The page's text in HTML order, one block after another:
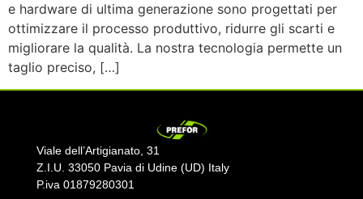
e hardware di ultima generazione sono progettati per
ottimizzare il processo produttivo, ridurre gli scarti e
migliorare la qualità. La nostra tecnologia permette un
taglio preciso, […]
Viale dell’Artigianato, 31
Z.I.U. 33050 Pavia di Udine (UD) Italy
P.iva 01879280301